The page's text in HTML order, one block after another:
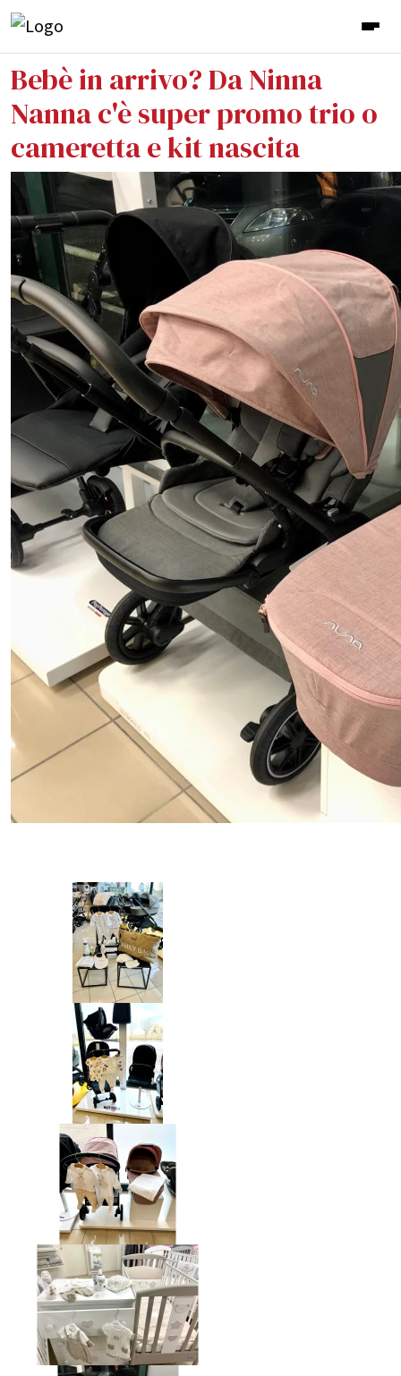
Bebè in arrivo? Da Ninna
Nanna c'è super promo trio o
cameretta e kit nascita